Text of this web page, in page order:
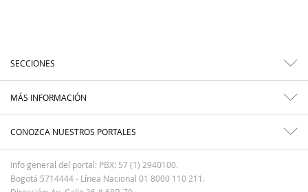
SECCIONES
MÁS INFORMACIÓN
CONOZCA NUESTROS PORTALES
Info general del portal: PBX: 57 (1) 2940100.
Bogotá 5714444 - Línea Nacional 01 8000 110 211.